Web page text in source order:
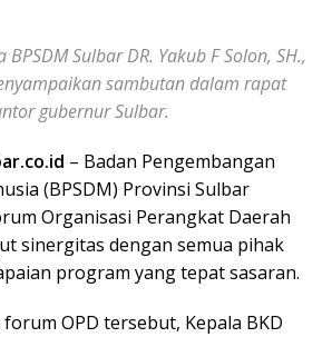
Sulbar DR. Yakub F Solon, SH.,
sambutan dalam rapat
gubernur Sulbar.
– Badan Pengembangan
(BPSDM) Provinsi Sulbar
Organisasi Perangkat Daerah
sinergitas dengan semua pihak
program yang tepat sasaran.
OPD tersebut, Kepala BKD